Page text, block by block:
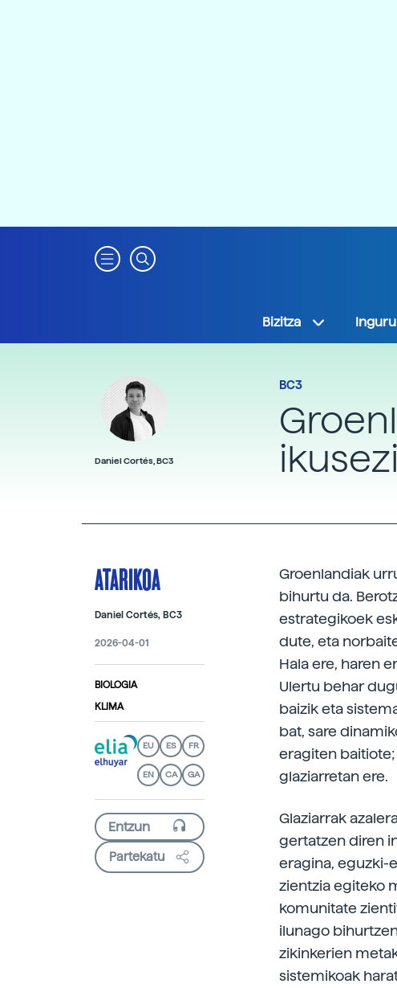
Bizitza
Daniel Cortés, BC3
BC3
ATARIKOA
Daniel Cortés, BC3
2026-04-01
BIOLOGIA
KLIMA
EU ES FR
EN CA GA
Partekatu
Groenlandiak
bihurtu da.
estrategikoek
dute, eta
Hala ere, haren
Ulertu behar
baizik eta
bat, sare
eragiten
glaziarretan ere.
Glaziarrak
gertatzen diren
eragina, eguzki-
zientzia egiteko
komunitate
ilunago
zikinkerien
sistemikoak